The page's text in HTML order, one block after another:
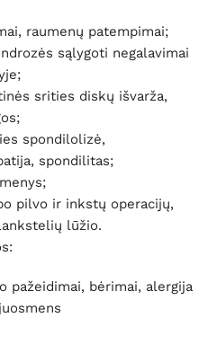
raumenų patempimai;
sąlygoti negalavimai
srities diskų išvarža,
spondilolizė,
spondilitas;
pilvo ir inkstų operacijų,
lūžio.
pažeidimai, bėrimai, alergija